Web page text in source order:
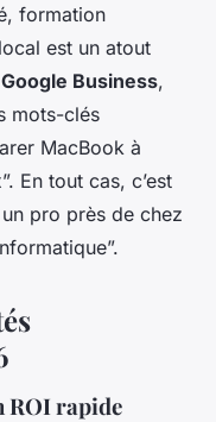
formation
est un atout
Business,
mots-clés
MacBook à
En tout cas, c’est
pro près de chez
ROI rapide